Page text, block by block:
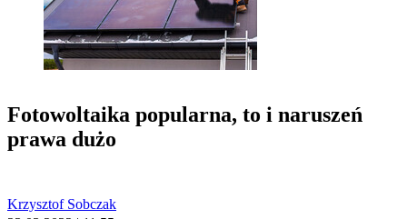
Fotowoltaika popularna, to i naruszeń
prawa dużo
Krzysztof Sobczak